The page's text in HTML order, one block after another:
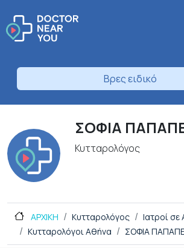
Βρες ειδικό
ΣΟΦΙΑ
Κυτταρολόγος
ΑΡΧΙΚΗ Κυτταρολόγος
Ιατροί
Κυτταρολόγοι Αθήνα
ΣΟΦΙΑ